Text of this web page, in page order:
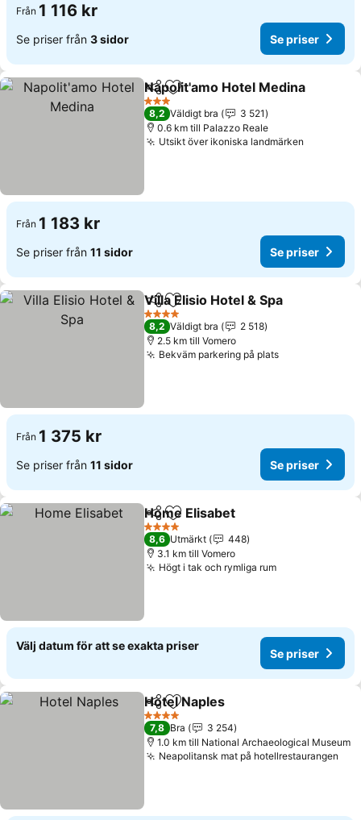
Från 1 116 kr
Se priser från 3 sidor Se priser
Dela Lägg till i Mina Favoriter
Napolit'amo Hotel Medina
3 Stjärnor
8,2 Väldigt bra
3 521
0.6 km till Palazzo Reale
Utsikt över ikoniska landmärken
Från 1 183 kr
Se priser från 11 sidor Se priser
Dela Lägg till i Mina Favoriter
Villa Elisio Hotel & Spa
4 Stjärnor
8,2 Väldigt bra
2 518
2.5 km till Vomero
Bekväm parkering på plats
Från 1 375 kr
Se priser från 11 sidor Se priser
Dela Lägg till i Mina Favoriter
Home Elisabet
4 Stjärnor
8,6 Utmärkt
448
3.1 km till Vomero
Högt i tak och rymliga rum
Välj datum för att se exakta priser
Se priser
Dela Lägg till i Mina Favoriter
Hotel Naples
4 Stjärnor
7,8 Bra
3 254
1.0 km till National Archaeological Museum
Neapolitansk mat på hotellrestaurangen